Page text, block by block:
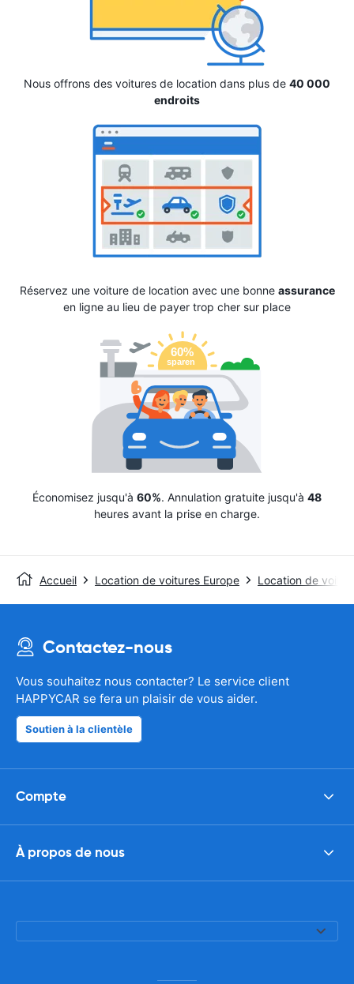
Nous offrons des voitures de location dans plus de 40 000
endroits
Réservez une voiture de location avec une bonne assurance
en ligne au lieu de payer trop cher sur place
Économisez jusqu'à 60%. Annulation gratuite jusqu'à 48
heures avant la prise en charge.
Accueil Location de voitures Europe Location de
Contactez-nous
Vous souhaitez nous contacter? Le service client
HAPPYCAR se fera un plaisir de vous aider.
Soutien à la clientèle
Compte
À propos de nous